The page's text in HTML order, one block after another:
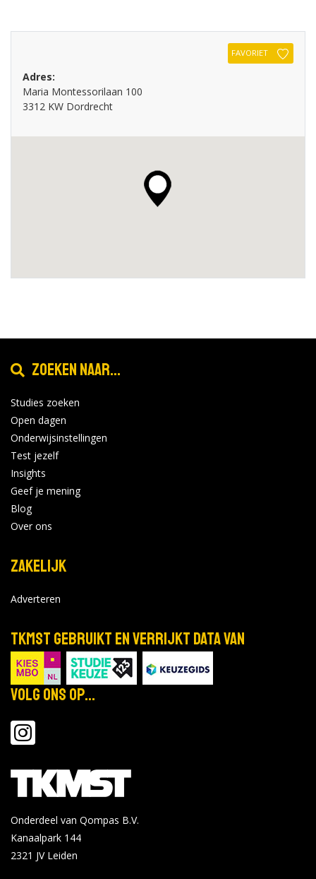
FAVORIET
Adres:
Maria Montessorilaan 100
3312 KW Dordrecht
Zoeken naar...
Studies zoeken
Open dagen
Onderwijsinstellingen
Test jezelf
Insights
Geef je mening
Blog
Over ons
Zakelijk
Adverteren
TKMST gebruikt en verrijkt data van
Volg ons op...
Onderdeel van Qompas B.V.
Kanaalpark 144
2321 JV Leiden